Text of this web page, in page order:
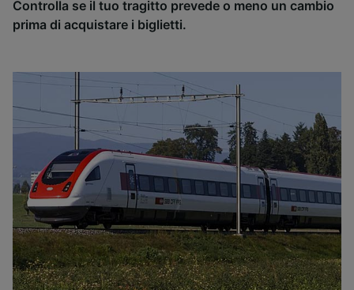
Controlla se il tuo tragitto prevede o meno un cambio
prima di acquistare i biglietti.